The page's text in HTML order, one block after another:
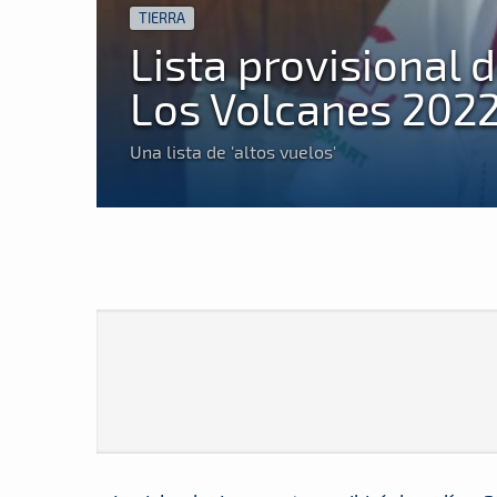
TIERRA
Lista provisional
Los Volcanes
Una lista de 'altos vuelos'